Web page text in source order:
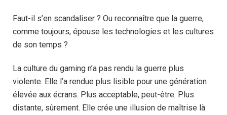
Faut-il s’en scandaliser ? Ou reconnaître que la guerre,
comme toujours, épouse les technologies et les cultures
de son temps ?
La culture du gaming n’a pas rendu la guerre plus
violente. Elle l’a rendue plus lisible pour une génération
élevée aux écrans. Plus acceptable, peut-être. Plus
distante, sûrement. Elle crée une illusion de maîtrise là